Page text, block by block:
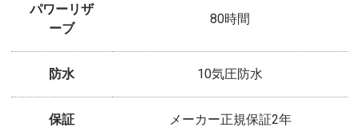
パワーリザ
ーブ
80時間
防水 10気圧防水
保証 メーカー正規保証2年